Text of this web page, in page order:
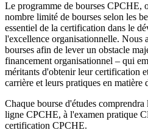
Le programme de bourses CPCHE,
nombre limité de bourses selon les
essentiel de la certification dans le
l'excellence organisationnelle. Nous
bourses afin de lever un obstacle
financement organisationnel – qui
méritants d'obtenir leur certification
carrière et leurs pratiques en matière
Chaque bourse d'études
ligne CPCHE, à l'examen pratique
certification CPCHE.